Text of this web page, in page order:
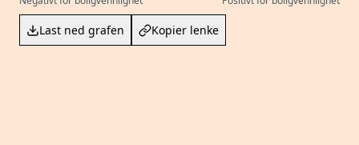
Last ned grafen Kopier lenke